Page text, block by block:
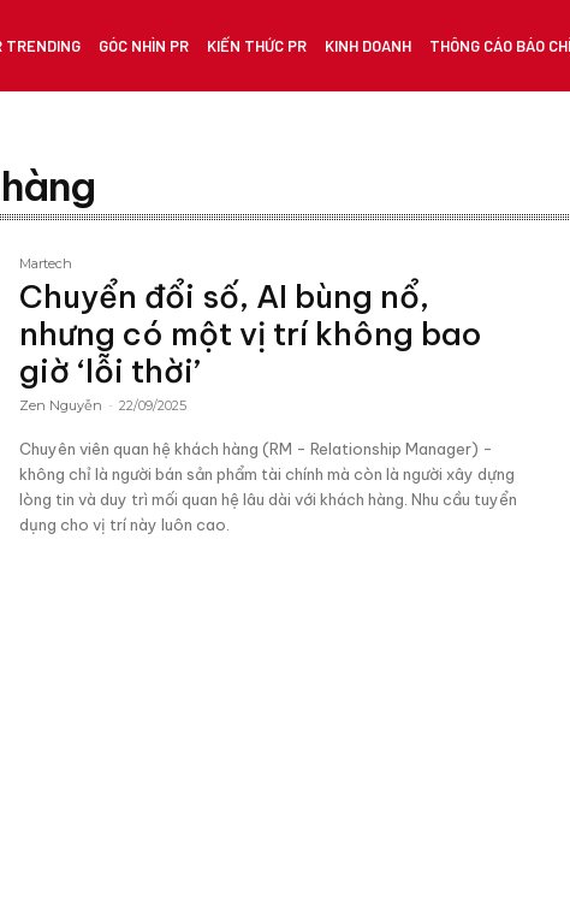
TRENDING GÓC NHÌN PR KIẾN THỨC PR KINH DOANH THÔNG CÁO BÁO CHÍ
Martech
Chuyển đổi số, AI bùng nổ,
nhưng có một vị trí không bao
giờ ‘lỗi thời’
Zen Nguyễn - 22/09/2025
Chuyên viên quan hệ khách hàng (RM - Relationship Manager) -
không chỉ là người bán sản phẩm tài chính mà còn là người xây dựng
lòng tin và duy trì mối quan hệ lâu dài với khách hàng. Nhu cầu tuyển
dụng cho vị trí này luôn cao.